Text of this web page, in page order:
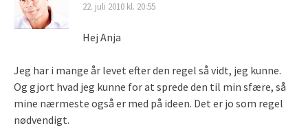
22. juli 2010 kl. 20:55
Hej Anja
Jeg har i mange år levet efter den regel så vidt, jeg kunne.
Og gjort hvad jeg kunne for at sprede den til min sfære, så
mine nærmeste også er med på ideen. Det er jo som regel
nødvendigt.